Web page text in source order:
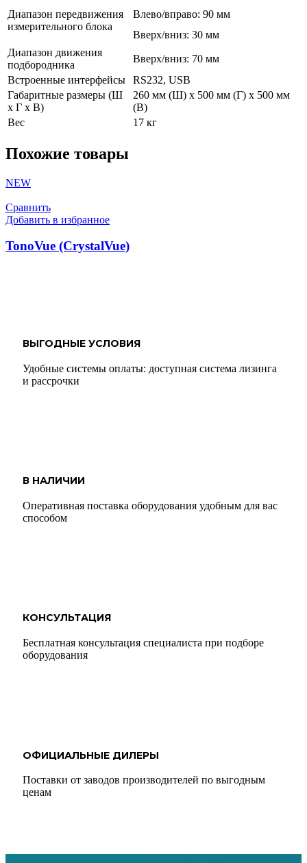
Диапазон передвижения
измерительного блока
Влево/вправо: 90 мм
Вверх/вниз: 30 мм
Диапазон движения
подбородника
Вверх/вниз: 70 мм
Встроенные интерфейсы
RS232, USB
Габаритные размеры (Ш
х Г х В)
260 мм (Ш) x 500 мм (Г) x 500 мм
(В)
Вес
17 кг
Похожие товары
NEW
Сравнить
Добавить в избранное
TonoVue (CrystalVue)
ОФИЦИАЛЬНЫЕ ДИЛЕРЫ
Поставки от заводов производителей по выгодным
ценам
КОНСУЛЬТАЦИЯ
Бесплатная консультация специалиста при подборе
оборудования
В НАЛИЧИИ
Оперативная поставка оборудования удобным для вас
способом
ВЫГОДНЫЕ УСЛОВИЯ
Удобные системы оплаты: доступная система лизинга
и рассрочки